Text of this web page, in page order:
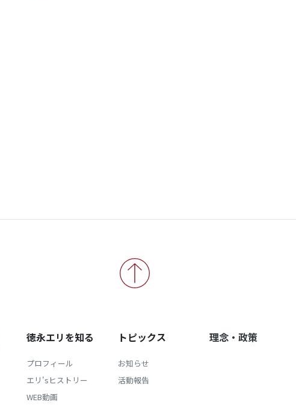
徳永エリを知る
プロフィール
エリ'sヒストリー
WEB動画
トピックス
お知らせ
活動報告
理念・政策